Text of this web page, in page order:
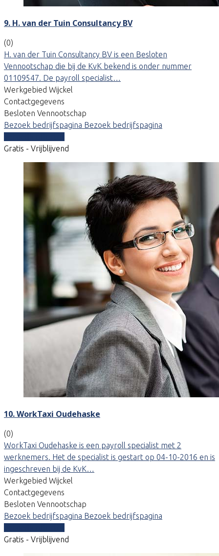
9. H. van der Tuin Consultancy BV
(0)
H. van der Tuin Consultancy BV is een Besloten
Vennootschap die bij de KvK bekend is onder nummer
01109547. De payroll specialist…
Werkgebied Wijckel
Contactgegevens
Besloten Vennootschap
Bezoek bedrijfspagina Bezoek bedrijfspagina
Gratis - Vrijblijvend
10. WorkTaxi Oudehaske
(0)
WorkTaxi Oudehaske is een payroll specialist met 2
werknemers. Het de specialist is gestart op 04-10-2016 en is
ingeschreven bij de KvK…
Werkgebied Wijckel
Contactgegevens
Besloten Vennootschap
Bezoek bedrijfspagina Bezoek bedrijfspagina
Gratis - Vrijblijvend